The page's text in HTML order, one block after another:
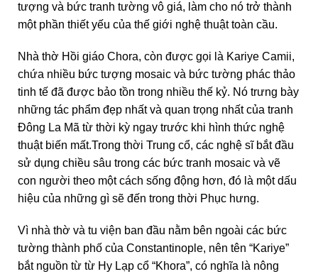
tượng và bức tranh tường vô giá, làm cho nó trở thành
một phần thiết yếu của thế giới nghệ thuật toàn cầu.
Nhà thờ Hồi giáo Chora, còn được gọi là Kariye Camii,
chứa nhiều bức tượng mosaic và bức tường phác thảo
tinh tế đã được bảo tồn trong nhiều thế kỷ. Nó trưng bày
những tác phẩm đẹp nhất và quan trọng nhất của tranh
Đông La Mã từ thời kỳ ngay trước khi hình thức nghệ
thuật biến mất.Trong thời Trung cổ, các nghệ sĩ bắt đầu
sử dụng chiều sâu trong các bức tranh mosaic và vẽ
con người theo một cách sống động hơn, đó là một dấu
hiệu của những gì sẽ đến trong thời Phục hưng.
Vì nhà thờ và tu viện ban đầu nằm bên ngoài các bức
tường thành phố của Constantinople, nên tên “Kariye”
bắt nguồn từ từ Hy Lạp cổ “Khora”, có nghĩa là nông